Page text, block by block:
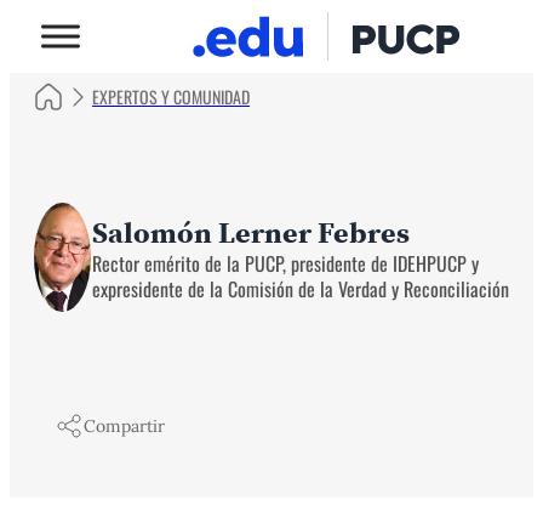
EXPERTOS Y COMUNIDAD
Salomón Lerner Febres
Rector emérito de la PUCP, presidente de IDEHPUCP y
expresidente de la Comisión de la Verdad y Reconciliación
Compartir